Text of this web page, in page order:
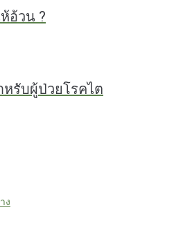
อ้วน ?
รับผู้ป่วยโรคไต
ง